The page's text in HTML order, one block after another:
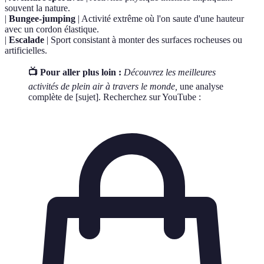
souvent la nature.
| Bungee-jumping | Activité extrême où l'on saute d'une hauteur
avec un cordon élastique.
| Escalade | Sport consistant à monter des surfaces rocheuses ou
artificielles.
📺 Pour aller plus loin : Découvrez les meilleures
activités de plein air à travers le monde, une analyse
complète de [sujet]. Recherchez sur YouTube :